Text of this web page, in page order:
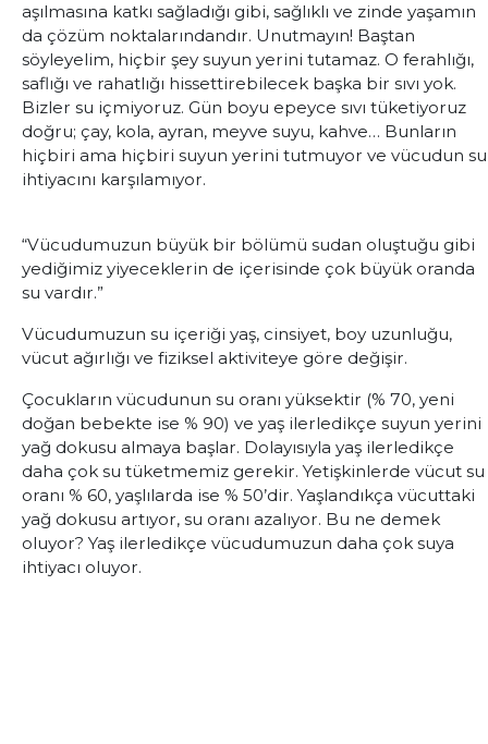
aşılmasına katkı sağladığı gibi, sağlıklı ve zinde yaşamın
da çözüm noktalarındandır. Unutmayın! Baştan
söyleyelim, hiçbir şey suyun yerini tutamaz. O ferahlığı,
saflığı ve rahatlığı hissettirebilecek başka bir sıvı yok.
Bizler su içmiyoruz. Gün boyu epeyce sıvı tüketiyoruz
doğru; çay, kola, ayran, meyve suyu, kahve… Bunların
hiçbiri ama hiçbiri suyun yerini tutmuyor ve vücudun su
ihtiyacını karşılamıyor.
“Vücudumuzun büyük bir bölümü sudan oluştuğu gibi
yediğimiz yiyeceklerin de içerisinde çok büyük oranda
su vardır.”
Vücudumuzun su içeriği yaş, cinsiyet, boy uzunluğu,
vücut ağırlığı ve fiziksel aktiviteye göre değişir.
Çocukların vücudunun su oranı yüksektir (% 70, yeni
doğan bebekte ise % 90) ve yaş ilerledikçe suyun yerini
yağ dokusu almaya başlar. Dolayısıyla yaş ilerledikçe
daha çok su tüketmemiz gerekir. Yetişkinlerde vücut su
oranı % 60, yaşlılarda ise % 50’dir. Yaşlandıkça vücuttaki
yağ dokusu artıyor, su oranı azalıyor. Bu ne demek
oluyor? Yaş ilerledikçe vücudumuzun daha çok suya
ihtiyacı oluyor.